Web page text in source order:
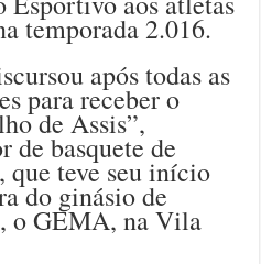
temporada 2.016.
após todas as
para receber o
de Assis”,
de basquete de
teve seu início
do ginásio de
o GEMA, na Vila